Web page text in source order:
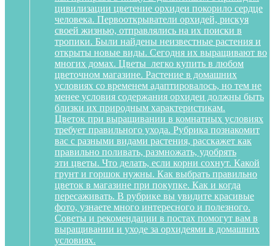
цивилизации цветение орхидеи покорило сердце
человека. Первооткрыватели орхидей, рискуя
своей жизнью, отправлялись на их поиски в
тропики. Были найдены неизвестные растения и
открыты новые виды. Сегодня их выращивают во
многих домах. Цветы легко купить в любом
цветочном магазине. Растение в домашних
условиях со временем адаптировалось, но тем не
менее условия содержания орхидеи должны быть
близки их природным характеристикам.
Цветок при выращивании в комнатных условиях
требует правильного ухода. Рубрика познакомит
вас с разными видами растения, расскажет как
правильно поливать, размножать, удобрять
эти цветы. Что делать, если корни сохнут. Какой
грунт и горшок нужны. Как выбрать правильно
цветок в магазине при покупке. Как и когда
пересаживать. В рубрике вы увидите красивые
фото, узнаете много интересного и полезного.
Советы и рекомендации в постах помогут вам в
выращивании и уходе за орхидеями в домашних
условиях.